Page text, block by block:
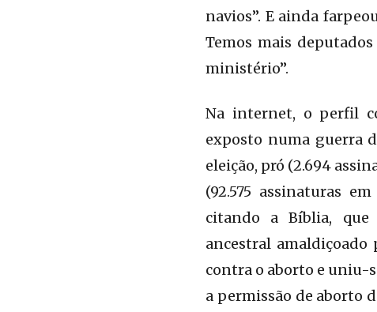
navios”. E ainda
Temos mais
ministério”.
Na internet, o perfil
exposto numa guerra
eleição, pró (2.694
(92.575 assinaturas
citando a Bíblia, que
ancestral amaldiçoado
contra o aborto e uniu-
a permissão de aborto